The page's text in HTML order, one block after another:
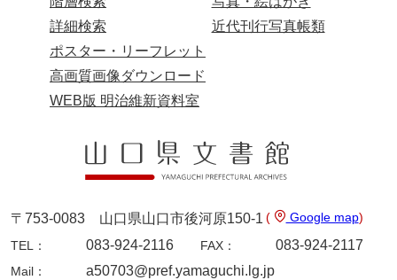
木梨家文書
木原家文書
木村家文書
木村家文書（山口市）
木村一人文書
清川家文書
詳細検索
近代刊行写真帳類
ポスター・リーフレット
高画質画像ダウンロード
WEB版 明治維新資料室
〒753-0083 山口県山口市後河原150-1 ( Google map)
TEL：
083-924-2116 FAX： 083-924-2117
Mail： a50703@pref.yamaguchi.lg.jp